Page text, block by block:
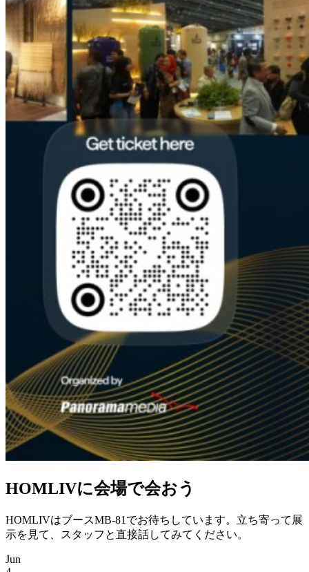
HOMLIVに会場で会おう
HOMLIVはブースMB-81でお待ちしています。立ち寄って展
示を見て、スタッフと直接話してみてください。
Jun